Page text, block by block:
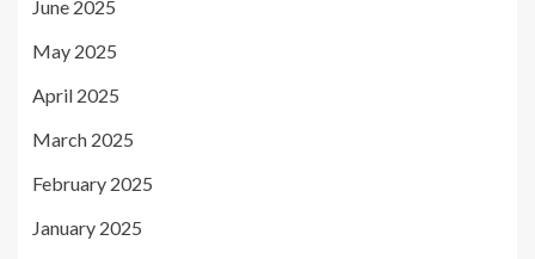
June 2025
May 2025
April 2025
March 2025
February 2025
January 2025